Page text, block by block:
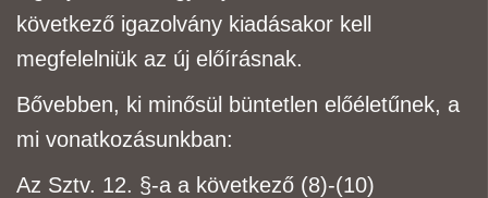
következő igazolvány kiadásakor kell
megfelelniük az új előírásnak.
Bővebben, ki minősül büntetlen előéletűnek, a
mi vonatkozásunkban:
Az Sztv. 12. §-a a következő (8)-(10)